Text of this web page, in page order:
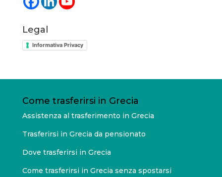
Legal
Informativa Privacy
Come trasferirsi in Grecia
Assistenza al trasferimento in Grecia
Trasferirsi in Grecia da pensionato
Dove trasferirsi in Grecia
Come trasferirsi in Grecia senza spostarsi